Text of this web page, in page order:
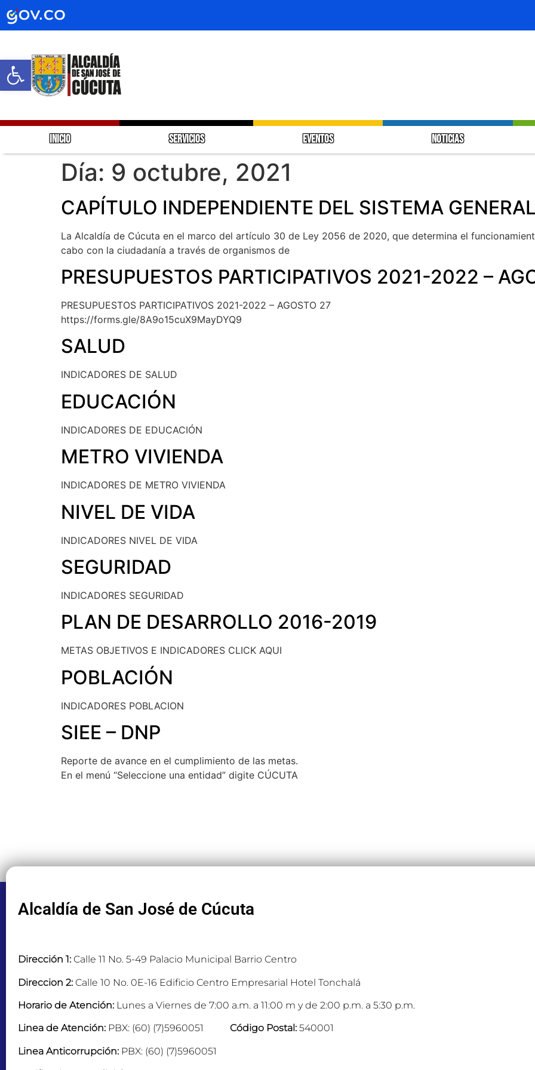
Abrir barra de herramientas
INICIO SERVICIOS EVENTOS NOTICIAS
Día: 9 octubre, 2021
CAPÍTULO INDEPENDIENTE DEL SISTEMA
La Alcaldía de Cúcuta en el marco del artículo 30 de Ley 2056 de 2020, que determina el
cabo con la ciudadanía a través de organismos de
PRESUPUESTOS PARTICIPATIVOS 2021-2022 –
PRESUPUESTOS PARTICIPATIVOS 2021-2022 – AGOSTO 27
https://forms.gle/8A9o15cuX9MayDYQ9
SALUD
INDICADORES DE SALUD
EDUCACIÓN
INDICADORES DE EDUCACIÓN
METRO VIVIENDA
INDICADORES DE METRO VIVIENDA
NIVEL DE VIDA
INDICADORES NIVEL DE VIDA
SEGURIDAD
INDICADORES SEGURIDAD
PLAN DE DESARROLLO 2016-2019
METAS OBJETIVOS E INDICADORES CLICK AQUI
POBLACIÓN
INDICADORES POBLACION
SIEE – DNP
Reporte de avance en el cumplimiento de las metas.
En el menú “Seleccione una entidad” digite CÚCUTA
Alcaldía de San José de Cúcuta
Dirección 1: Calle 11 No. 5-49 Palacio Municipal Barrio Centro
Direccion 2: Calle 10 No. 0E-16 Edificio Centro Empresarial Hotel Tonchalá
Horario de Atención: Lunes a Viernes de 7:00 a.m. a 11:00 m y de 2:00 p.m. a 5:30 p.m.
Linea de Atención: PBX: (60) (7)5960051 Código Postal: 540001
Linea Anticorrupción: PBX: (60) (7)5960051